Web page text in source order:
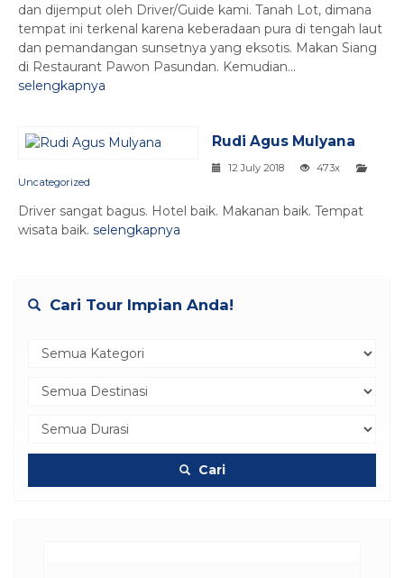
dan dijemput oleh Driver/Guide kami. Tanah Lot, dimana
tempat ini terkenal karena keberadaan pura di tengah laut
dan pemandangan sunsetnya yang eksotis. Makan Siang
di Restaurant Pawon Pasundan. Kemudian...
selengkapnya
Rudi Agus Mulyana
12 July 2018
473x
Uncategorized
Driver sangat bagus. Hotel baik. Makanan baik. Tempat
wisata baik. selengkapnya
Cari Tour Impian Anda!
Cari